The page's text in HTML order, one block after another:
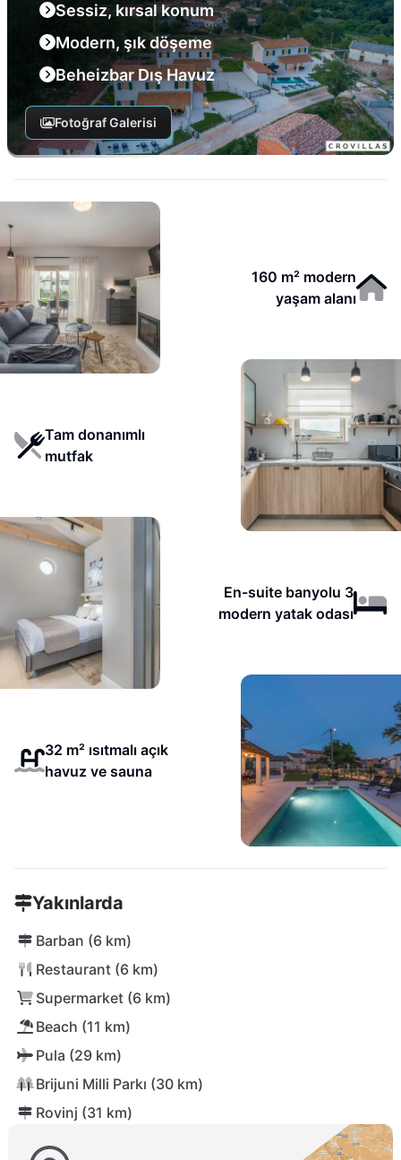
Sessiz, kırsal konum
Modern, şık döşeme
Beheizbar Dış Havuz
Fotoğraf Galerisi
160 m² modern
yaşam alanı
Tam donanımlı
mutfak
En-suite banyolu 3
modern yatak odası
32 m² ısıtmalı açık
havuz ve sauna
Yakınlarda
Barban (6 km)
Restaurant (6 km)
Supermarket (6 km)
Beach (11 km)
Pula (29 km)
Brijuni Milli Parkı (30 km)
Rovinj (31 km)